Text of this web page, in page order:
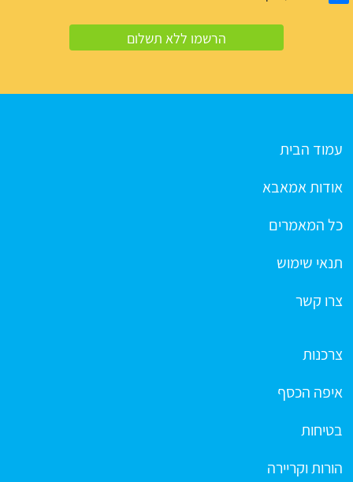
עמוד הבית
אודות אמאבא
כל המאמרים
תנאי שימוש
צרו קשר
צרכנות
איפה הכסף
בטיחות
הורות וקריירה